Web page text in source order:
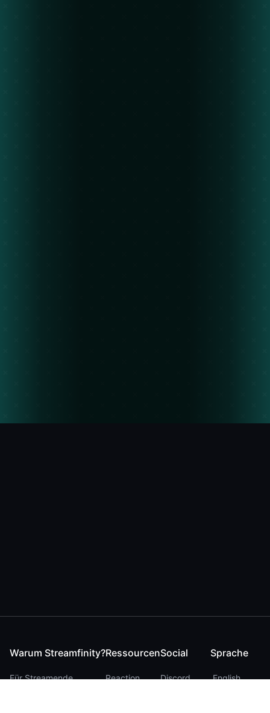
Warum Streamfinity?
Für Streamende
Ressourcen
Reaction
Social
Discord
Sprache
English